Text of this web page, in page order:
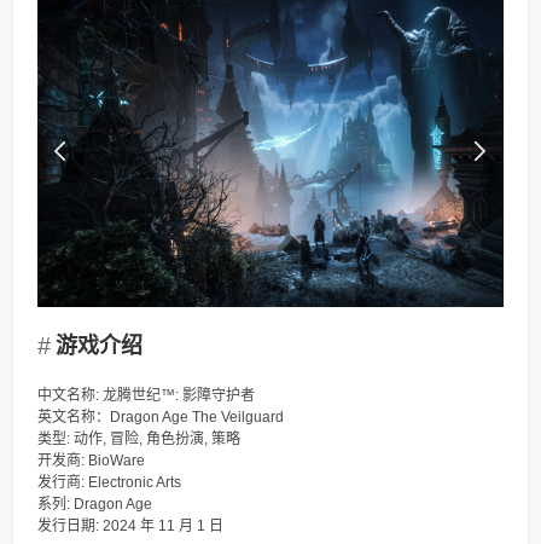
游戏介绍
中文名称: 龙腾世纪™: 影障守护者
英文名称：Dragon Age The Veilguard
类型: 动作, 冒险, 角色扮演, 策略
开发商: BioWare
发行商: Electronic Arts
系列: Dragon Age
发行日期: 2024 年 11 月 1 日